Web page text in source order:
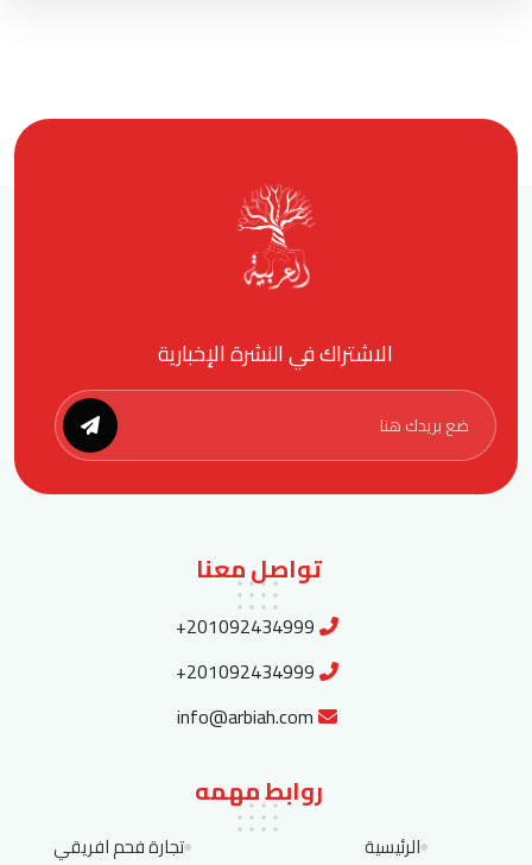
الاشتراك في النشرة الإخبارية
تواصل معنا
+201092434999
+201092434999
info@arbiah.com
روابط مهمه
الرئيسية
تجارة فحم افريقي